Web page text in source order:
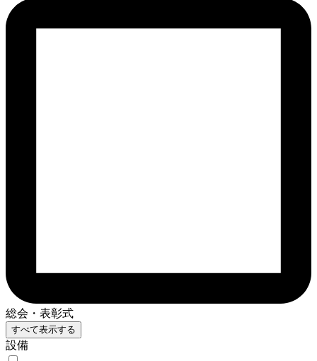
総会・表彰式
すべて表示する
設備